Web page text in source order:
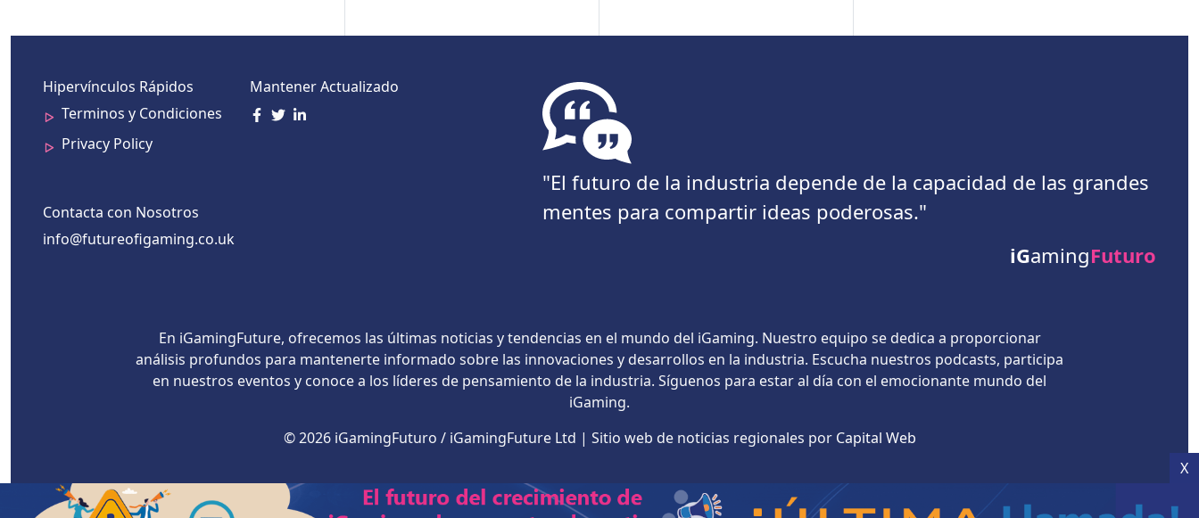
Hipervínculos Rápidos
Terminos y Condiciones
Privacy Policy
Mantener Actualizado
Contacta con Nosotros
info@futureofigaming.co.uk
"El futuro de la industria depende de la capacidad de las grandes
mentes para compartir ideas poderosas."
iGamingFuturo
En iGamingFuture, ofrecemos las últimas noticias y tendencias en el mundo del iGaming. Nuestro equipo se dedica a proporcionar
análisis profundos para mantenerte informado sobre las innovaciones y desarrollos en la industria. Escucha nuestros podcasts, participa
en nuestros eventos y conoce a los líderes de pensamiento de la industria. Síguenos para estar al día con el emocionante mundo del
iGaming.
© 2026 iGamingFuturo / iGamingFuture Ltd | Sitio web de noticias regionales por Capital Web
X